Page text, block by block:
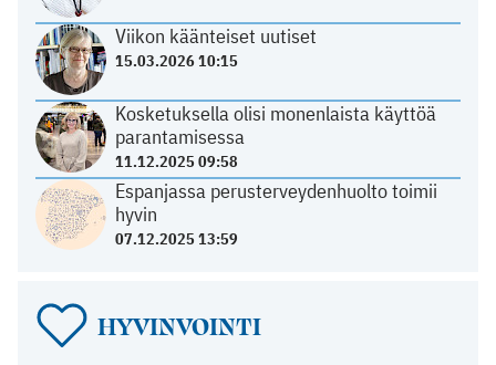
Viikon käänteiset uutiset
15.03.2026 10:15
Kosketuksella olisi monenlaista käyttöä
parantamisessa
11.12.2025 09:58
Espanjassa perusterveydenhuolto toimii
hyvin
07.12.2025 13:59
HYVINVOINTI